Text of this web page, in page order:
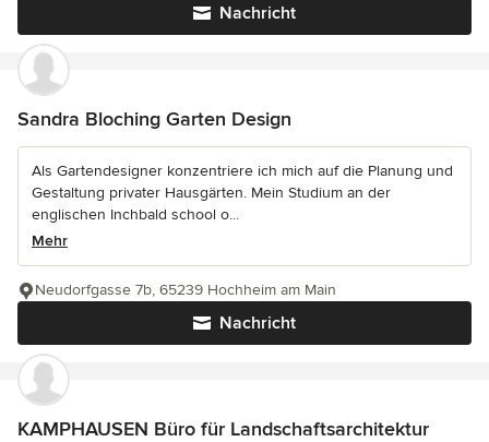
Nachricht
Sandra Bloching Garten Design
Als Gartendesigner konzentriere ich mich auf die Planung und
Gestaltung privater Hausgärten. Mein Studium an der
englischen Inchbald school o...
Mehr
Nachricht
Neudorfgasse 7b, 65239 Hochheim am Main
KAMPHAUSEN Büro für Landschaftsarchitektur